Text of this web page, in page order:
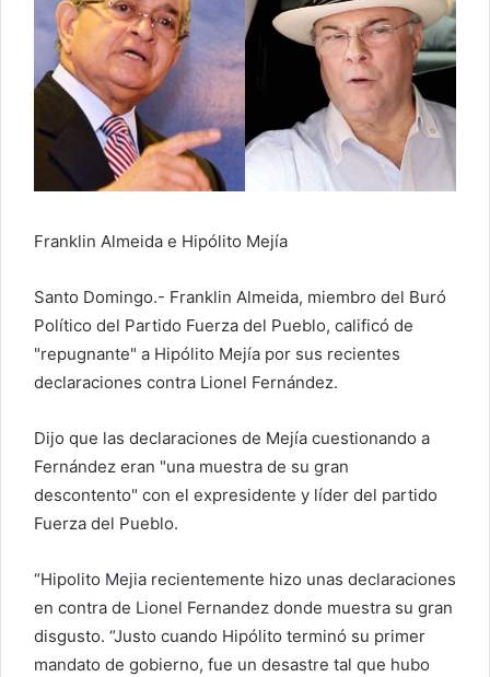
n
c
o
e
o
e
e
t
r
ó
n
Franklin Almeida e Hipólito Mejía
Santo Domingo.- Franklin Almeida, miembro del Buró
Político del Partido Fuerza del Pueblo, calificó de
"repugnante" a Hipólito Mejía por sus recientes
declaraciones contra Lionel Fernández.
Dijo que las declaraciones de Mejía cuestionando a
Fernández eran "una muestra de su gran
descontento" con el expresidente y líder del partido
Fuerza del Pueblo.
“Hipolito Mejia recientemente hizo unas declaraciones
en contra de Lionel Fernandez donde muestra su gran
disgusto. “Justo cuando Hipólito terminó su primer
mandato de gobierno, fue un desastre tal que hubo